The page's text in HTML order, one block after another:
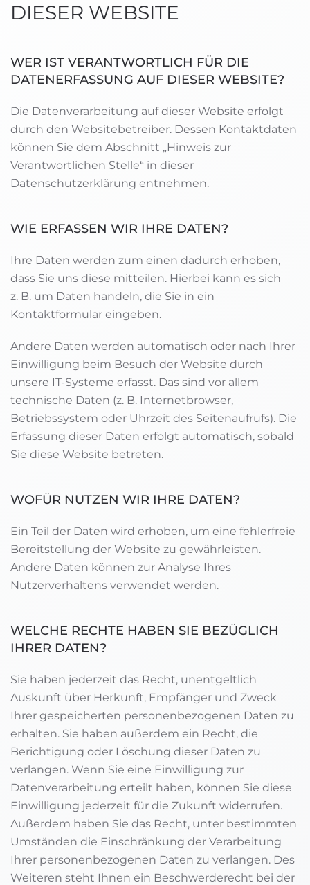
DIESER WEBSITE
WER IST VERANTWORTLICH FÜR DIE
DATENERFASSUNG AUF DIESER WEBSITE?
Die Datenverarbeitung auf dieser Website erfolgt
durch den Websitebetreiber. Dessen Kontaktdaten
können Sie dem Abschnitt „Hinweis zur
Verantwortlichen Stelle“ in dieser
Datenschutzerklärung entnehmen.
WIE ERFASSEN WIR IHRE DATEN?
Ihre Daten werden zum einen dadurch erhoben,
dass Sie uns diese mitteilen. Hierbei kann es sich
z. B. um Daten handeln, die Sie in ein
Kontaktformular eingeben.
Andere Daten werden automatisch oder nach Ihrer
Einwilligung beim Besuch der Website durch
unsere IT-Systeme erfasst. Das sind vor allem
technische Daten (z. B. Internetbrowser,
Betriebssystem oder Uhrzeit des Seitenaufrufs). Die
Erfassung dieser Daten erfolgt automatisch, sobald
Sie diese Website betreten.
WOFÜR NUTZEN WIR IHRE DATEN?
Ein Teil der Daten wird erhoben, um eine fehlerfreie
Bereitstellung der Website zu gewährleisten.
Andere Daten können zur Analyse Ihres
Nutzerverhaltens verwendet werden.
WELCHE RECHTE HABEN SIE BEZÜGLICH
IHRER DATEN?
Sie haben jederzeit das Recht, unentgeltlich
Auskunft über Herkunft, Empfänger und Zweck
Ihrer gespeicherten personenbezogenen Daten zu
erhalten. Sie haben außerdem ein Recht, die
Berichtigung oder Löschung dieser Daten zu
verlangen. Wenn Sie eine Einwilligung zur
Datenverarbeitung erteilt haben, können Sie diese
Einwilligung jederzeit für die Zukunft widerrufen.
Außerdem haben Sie das Recht, unter bestimmten
Umständen die Einschränkung der Verarbeitung
Ihrer personenbezogenen Daten zu verlangen. Des
Weiteren steht Ihnen ein Beschwerderecht bei der